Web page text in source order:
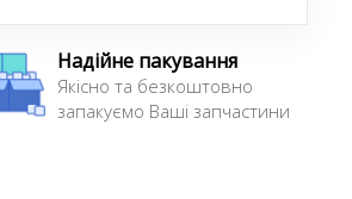
Надійне пакування
Якісно та безкоштовно
запакуємо Ваші запчастини